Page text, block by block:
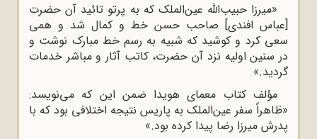
«میرزا حبیب‌الله عین‌الملک که به پرتو تائید آن حضرت
[عباس افندى] صاحب حسن خط و کمال شد و همى
سعى کرد و کوشید که شبیه به رسم خط مبارک نوشت و
در سنین اولیه نزد آن حضرت، کاتب آثار و مباشر خدمات
گردید.»
مؤلف کتاب معماى هویدا ضمن این که مى‌نویسد:
«ظاهراً سفر عین‌الملک به پاریس نتیجه اختلافى بود که با
پدرش میرزا رضا پیدا کرده بود.»